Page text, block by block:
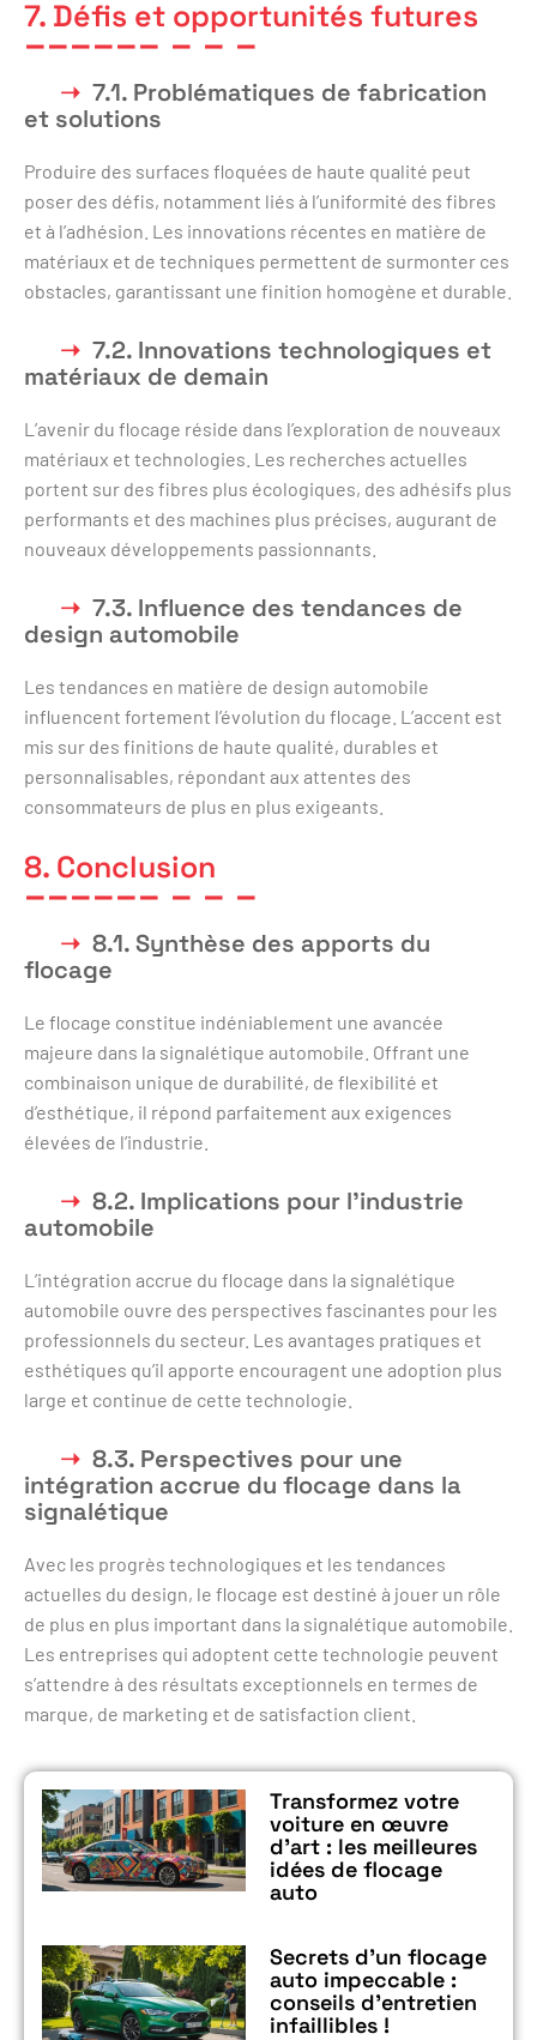
7. Défis et opportunités futures
7.1. Problématiques de fabrication
et solutions
Produire des surfaces floquées de haute qualité peut
poser des défis, notamment liés à l’uniformité des fibres
et à l’adhésion. Les innovations récentes en matière de
matériaux et de techniques permettent de surmonter ces
obstacles, garantissant une finition homogène et durable.
7.2. Innovations technologiques et
matériaux de demain
L’avenir du flocage réside dans l’exploration de nouveaux
matériaux et technologies. Les recherches actuelles
portent sur des fibres plus écologiques, des adhésifs plus
performants et des machines plus précises, augurant de
nouveaux développements passionnants.
7.3. Influence des tendances de
design automobile
Les tendances en matière de design automobile
influencent fortement l’évolution du flocage. L’accent est
mis sur des finitions de haute qualité, durables et
personnalisables, répondant aux attentes des
consommateurs de plus en plus exigeants.
8. Conclusion
8.1. Synthèse des apports du
flocage
Le flocage constitue indéniablement une avancée
majeure dans la signalétique automobile. Offrant une
combinaison unique de durabilité, de flexibilité et
d’esthétique, il répond parfaitement aux exigences
élevées de l’industrie.
8.2. Implications pour l’industrie
automobile
L’intégration accrue du flocage dans la signalétique
automobile ouvre des perspectives fascinantes pour les
professionnels du secteur. Les avantages pratiques et
esthétiques qu’il apporte encouragent une adoption plus
large et continue de cette technologie.
8.3. Perspectives pour une
intégration accrue du flocage dans la
signalétique
Avec les progrès technologiques et les tendances
actuelles du design, le flocage est destiné à jouer un rôle
de plus en plus important dans la signalétique automobile.
Les entreprises qui adoptent cette technologie peuvent
s’attendre à des résultats exceptionnels en termes de
marque, de marketing et de satisfaction client.
Transformez votre
voiture en œuvre
d’art : les meilleures
idées de flocage
auto
Secrets d’un flocage
auto impeccable :
conseils d’entretien
infaillibles !